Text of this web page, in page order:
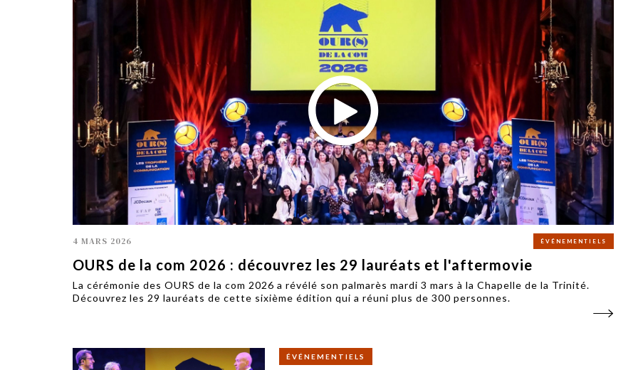
COLLECTIVITÉS
MARQUES
AGENCES
RETAIL
MÉDIAS
MANAGEMENT
ÉVÉNEMENTIELS
TECH
SERVICES
OPINIONS
LA REVUE
ARTICLE
PARTENAIRE
COLLECTIVITÉS
PUBLIÉ LE
Ardèche
Tourisme lance
Ardèche Trip
Planner
COLLECTIVITÉS
PUBLIÉ LE 30 JUILLET 2026
Amandine Burret
rejoint Sainte-Foy-
lès-Lyon
29 JUILLET 2026
[Debrief] Loire
mise sur la déconnexion
digital
Afin de pallier son déficit de
Loire Tourisme a lancé une
saison autour de son concept
la déconnexion, en digital et au
Alexandra Thizy, sa responsable
marketing et communication,
la campagne.
LES RENDEZ-VOUS MÉDIA
INFLUENCE IA
4 MARS 2026 ÉVÉNEMENTIELS
OURS de la com 2026 : découvrez les 29 lauréats et l'aftermovie
La cérémonie des OURS de la com 2026 a révélé son palmarès mardi 3 mars à la Chapelle de la Trinité.
Découvrez les 29 lauréats de cette sixième édition qui a réuni plus de 300 personnes.
ÉVÉNEMENTIELS